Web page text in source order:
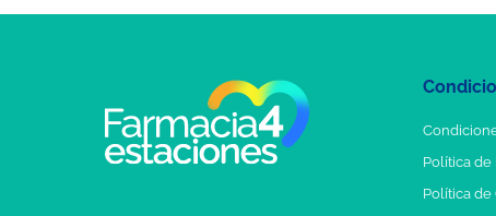
Política de
Política de